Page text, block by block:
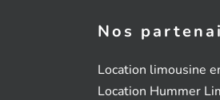
Nos
Location limousine
Location Hummer